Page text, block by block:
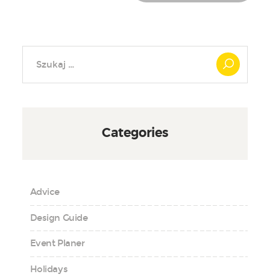
Categories
Advice
Design Guide
Event Planer
Holidays